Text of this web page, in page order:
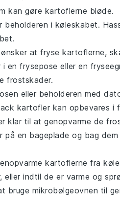
kan gøre kartoflerne bløde.
beholderen i køleskabet.
at fryse kartoflerne,
en frysepose eller en
frostskader.
eller beholderen med
kartofler kan opbevares i
klar til at genopvarme de
på en bageplade og bag
kartoflerne fra
eller indtil de er varme og
bruge mikrobølgeovnen til